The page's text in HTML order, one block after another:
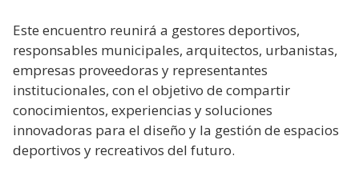
Este encuentro reunirá a gestores deportivos,
responsables municipales, arquitectos, urbanistas,
empresas proveedoras y representantes
institucionales, con el objetivo de compartir
conocimientos, experiencias y soluciones
innovadoras para el diseño y la gestión de espacios
deportivos y recreativos del futuro.